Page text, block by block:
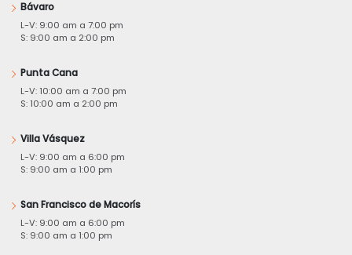
Bávaro
L-V: 9:00 am a 7:00 pm
S: 9:00 am a 2:00 pm
Punta Cana
L-V: 10:00 am a 7:00 pm
S: 10:00 am a 2:00 pm
Villa Vásquez
L-V: 9:00 am a 6:00 pm
S: 9:00 am a 1:00 pm
San Francisco de Macorís
L-V: 9:00 am a 6:00 pm
S: 9:00 am a 1:00 pm